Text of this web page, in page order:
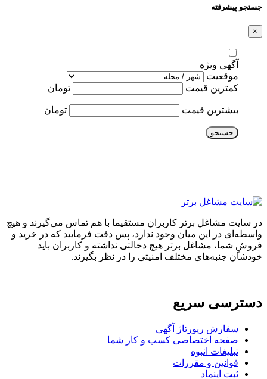
جستجو پیشرفته
×
آگهی ویژه
موقعیت
کمترین قیمت
تومان
بیشترین قیمت تومان
جستجو
در سایت مشاغل برتر کاربران مستقیما با هم تماس می‌گیرند و هیچ
واسطه‌ای در این میان وجود ندارد، پس دقت فرمایید که در خرید و
فروشِ شما، مشاغل برتر هیچ دخالتی نداشته و کاربران باید
خودشان جنبه‌های مختلف امنیتی را در نظر بگیرند.
دسترسی سریع
سفارش رپورتاژ آگهی
صفحه اختصاصی کسب و کار شما
تبلیغات انبوه
قوانین و مقررات
ثبت اینماد